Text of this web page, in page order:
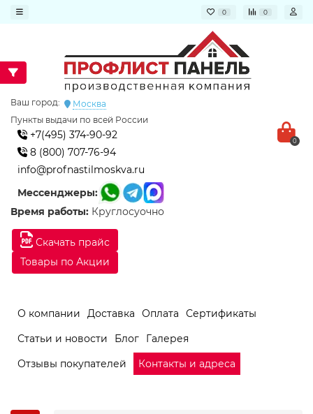
0 0
Скачать прайс
Товары по Акции
Ваш город:
Москва
Пункты выдачи по всей России
+7(495) 374-90-92
8 (800) 707-76-94
info@profnastilmoskva.ru
Мессенджеры:
Время работы: Круглосуочно
0
О компании Доставка Оплата
Сертификаты
Статьи и новости
Блог
Галерея
Отзывы покупателей
Контакты и адреса